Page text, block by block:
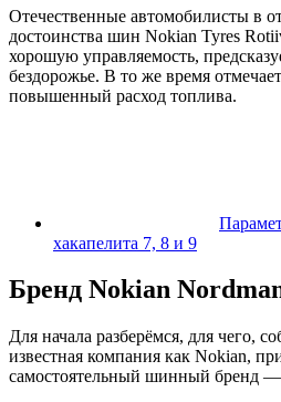
Отечественные автомобилисты в
достоинства шин Nokian Tyres
хорошую управляемость,
бездорожье. В то же время
повышенный расход топлива.
хакапелита 7, 8 и 9
Бренд Nokian
Для начала разберёмся, для чего,
известная компания как Nokian,
самостоятельный шинный бренд —